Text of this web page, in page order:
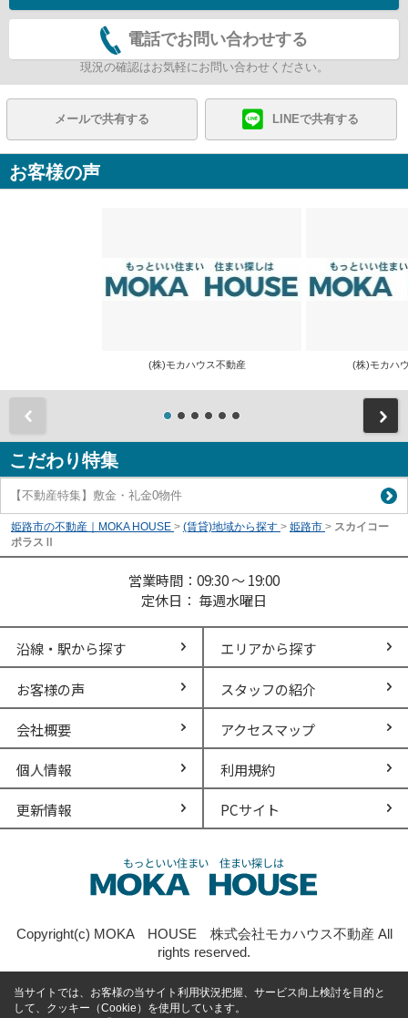
電話でお問い合わせする
現況の確認はお気軽にお問い合わせください。
メールで共有する LINEで共有する
お客様の声
(株)モカハウス不動産 (株)モカハ
こだわり特集
【不動産特集】敷金・礼金0物件
姫路市の不動産｜MOKA HOUSE > (賃貸)地域から探す > 姫路市 > スカイコー
ポラスⅡ
営業時間：09:30 ～ 19:00
定休日： 毎週水曜日
沿線・駅から探す エリアから探す
お客様の声 スタッフの紹介
会社概要 アクセスマップ
個人情報 利用規約
更新情報 PCサイト
Copyright(c) MOKA HOUSE 株式会社モカハウス不動産 All
rights reserved.
当サイトでは、お客様の当サイト利用状況把握、サービス向上検討を目的と
して、クッキー（Cookie）を使用しています。